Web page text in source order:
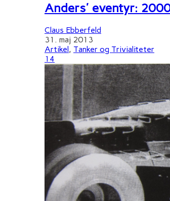
Anders' eventyr:
Claus Ebberfeld
31. maj 2013
Artikel , Tanker og Trivialiteter
14